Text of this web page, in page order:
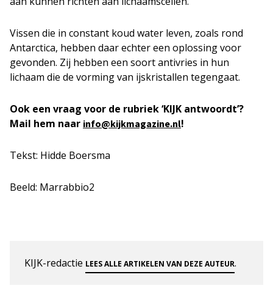
Vissen die in constant koud water leven, zoals rond
Antarctica, hebben daar echter een oplossing voor
gevonden. Zij hebben een soort antivries in hun
lichaam die de vorming van ijskristallen tegengaat.
Ook een vraag voor de rubriek ‘KIJK antwoordt’?
Mail hem naar info@kijkmagazine.nl!
Tekst: Hidde Boersma
Beeld: Marrabbio2
KIJK-redactie LEES ALLE ARTIKELEN VAN DEZE AUTEUR.